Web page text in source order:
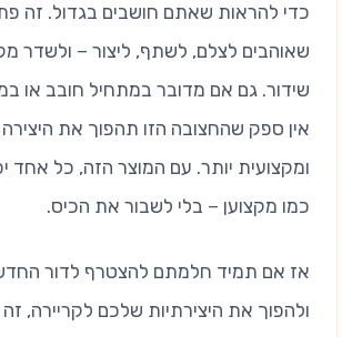
כדי להראות שאתם חושבים בגדול. זה
שאוהבים לצלם, לשתף, ליצור – ולשדר
שידור. גם אם מדובר במתחיל חובב או
אין ספק שהחצובה הזו תהפוך את
ומקצועית יותר. עם המוצר הזה, כל אחד
כמו מקצוען – בלי לשבור את הכיס.
אז אם תמיד חלמתם להצטרף לדור החדש
ולהפוך את היצירתיות שלכם לקריירה,